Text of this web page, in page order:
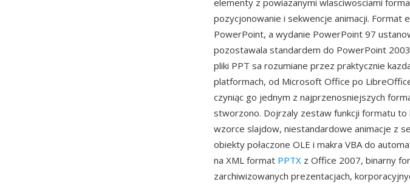
elementy z powiazanymi wlasciwosciami
pozycjonowanie i sekwencje animacji. Format
PowerPoint, a wydanie PowerPoint 97
pozostawala standardem do PowerPoint
pliki PPT sa rozumiane przez praktycznie
platformach, od Microsoft Office po
czyniąc go jednym z najprzenosniejszych
stworzono. Dojrzaly zestaw funkcji formatu to
wzorce slajdow, niestandardowe animacje z
obiekty połaczone OLE i makra VBA do
na XML format PPTX z Office 2007, binarny
zarchiwizowanych prezentacjach,